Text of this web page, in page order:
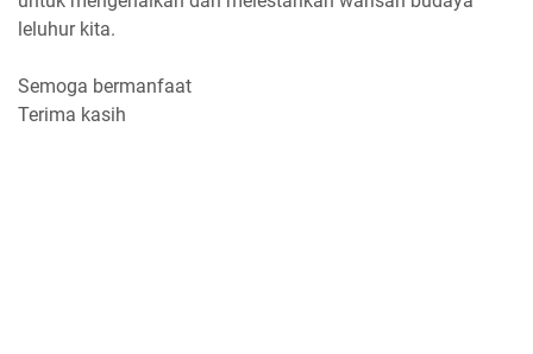
leluhur kita.
Semoga bermanfaat
Terima kasih